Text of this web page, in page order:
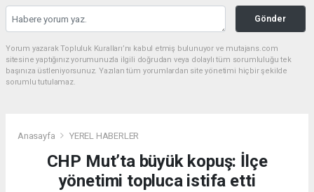
Gönder
Yorum yazarak Topluluk Kuralları’nı kabul etmiş bulunuyor ve mutajans.com
sitesine yaptığınız yorumunuzla ilgili doğrudan veya dolaylı tüm sorumluluğu tek
başınıza üstleniyorsunuz. Yazılan tüm yorumlardan site yönetimi hiçbir şekilde
sorumlu tutulamaz.
Anasayfa YEREL HABERLER
CHP Mut’ta büyük kopuş: İlçe
yönetimi topluca istifa etti